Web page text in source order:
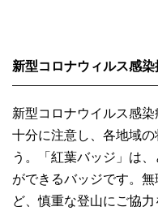
新型コロナウィルス感
新型コロナウイルス感
十分に注意し、各地域
う。「紅葉バッジ」は
ができるバッジです。
ど、慎重な登山にご協力